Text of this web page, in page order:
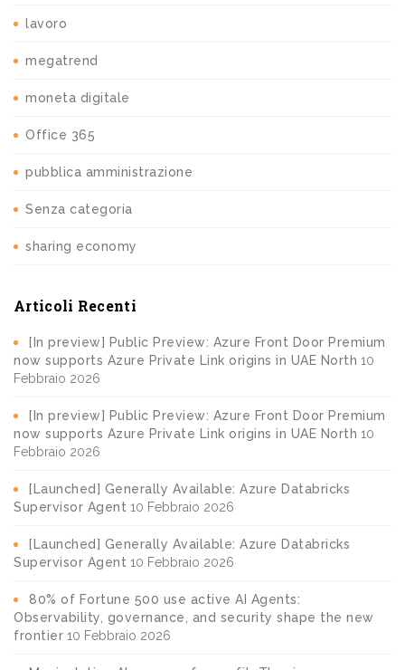
lavoro
megatrend
moneta digitale
Office 365
pubblica amministrazione
Senza categoria
sharing economy
Articoli Recenti
[In preview] Public Preview: Azure Front Door Premium
now supports Azure Private Link origins in UAE North 10
Febbraio 2026
[In preview] Public Preview: Azure Front Door Premium
now supports Azure Private Link origins in UAE North 10
Febbraio 2026
[Launched] Generally Available: Azure Databricks
Supervisor Agent 10 Febbraio 2026
[Launched] Generally Available: Azure Databricks
Supervisor Agent 10 Febbraio 2026
80% of Fortune 500 use active AI Agents:
Observability, governance, and security shape the new
frontier 10 Febbraio 2026